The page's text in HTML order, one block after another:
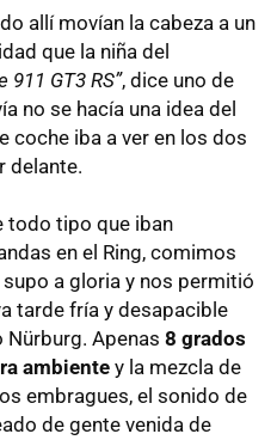
allí movían la cabeza a un
que la niña del
911 GT3 RS”, dice uno de
no se hacía una idea del
coche iba a ver en los dos
delante.
todo tipo que iban
en el Ring, comimos
a gloria y nos permitió
tarde fría y desapacible
Apenas 8 grados
ambiente y la mezcla de
embragues, el sonido de
de gente venida de